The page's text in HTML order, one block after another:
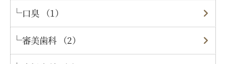
口臭 （1）
審美歯科 （2）